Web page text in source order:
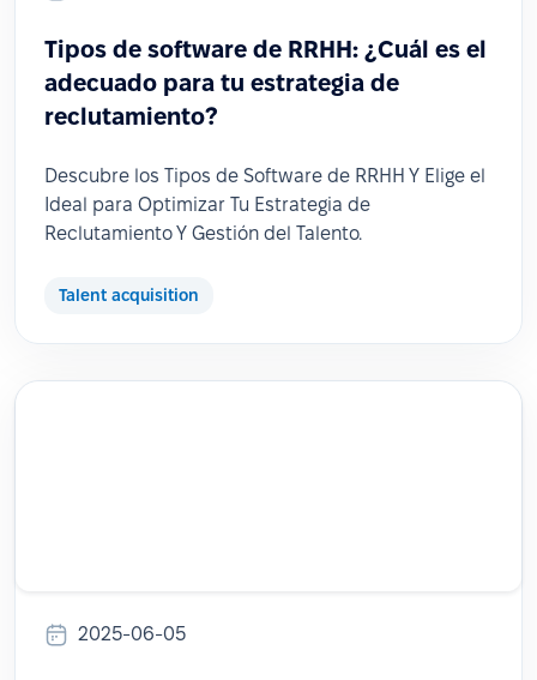
Tipos de software de RRHH: ¿Cuál es el
adecuado para tu estrategia de
reclutamiento?
Descubre los Tipos de Software de RRHH Y Elige el
Ideal para Optimizar Tu Estrategia de
Reclutamiento Y Gestión del Talento.
Talent acquisition
2025-06-05